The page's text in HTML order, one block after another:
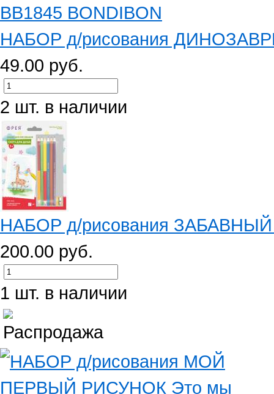
НАБОР д/рисования
49.00 руб.
2 шт. в наличии
НАБОР д/рисования
200.00 руб.
1 шт. в наличии